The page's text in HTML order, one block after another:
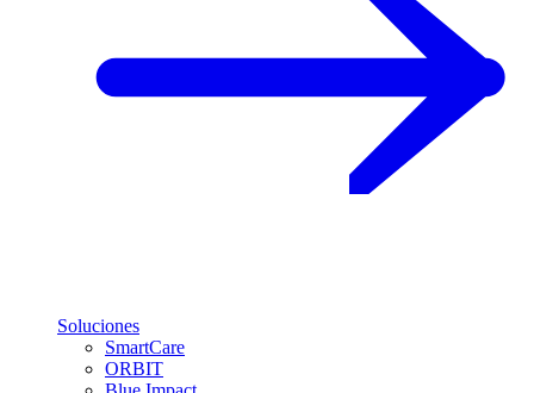
Soluciones
SmartCare
ORBIT